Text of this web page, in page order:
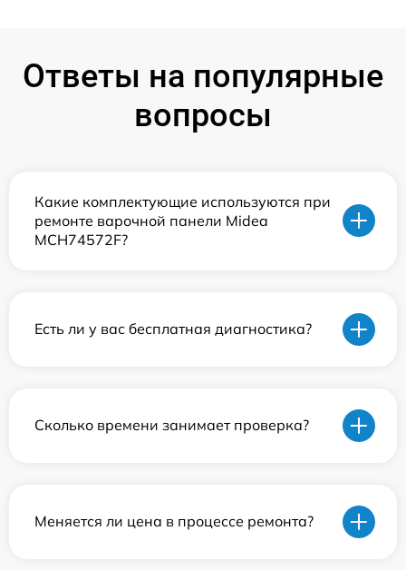
Ответы на популярные
вопросы
Какие комплектующие используются при
ремонте варочной панели Midea
MCH74572F?
Есть ли у вас бесплатная диагностика?
Сколько времени занимает проверка?
Меняется ли цена в процессе ремонта?